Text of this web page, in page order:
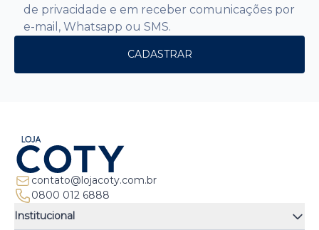
de privacidade e em receber comunicações por
e-mail, Whatsapp ou SMS.
CADASTRAR
contato@lojacoty.com.br
0800 012 6888
Institucional